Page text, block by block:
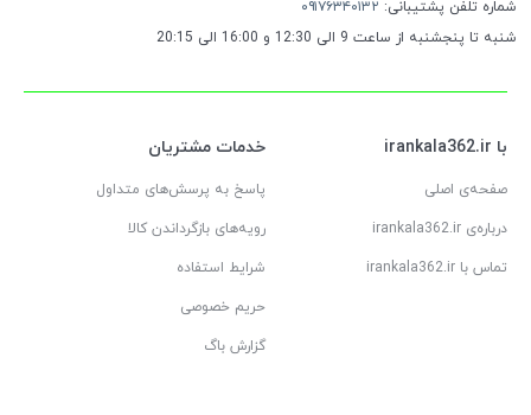
شماره تلفن پشتیبانی: ۰۹۱۷۶۳۴۰۱۳۲
شنبه تا پنجشنبه از ساعت 9 الی 12:30 و 16:00 الی 20:15
با irankala362.ir
صفحه‌ی اصلی
درباره‌ی irankala362.ir
تماس با irankala362.ir
خدمات مشتریان
پاسخ به پرسش‌های متداول
رویه‌های بازگرداندن کالا
شرایط استفاده
حریم خصوصی
گزارش باگ